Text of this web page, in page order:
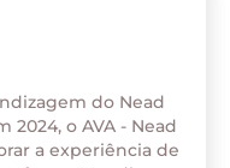
do Nead
2024, o AVA - Nead
a experiência de